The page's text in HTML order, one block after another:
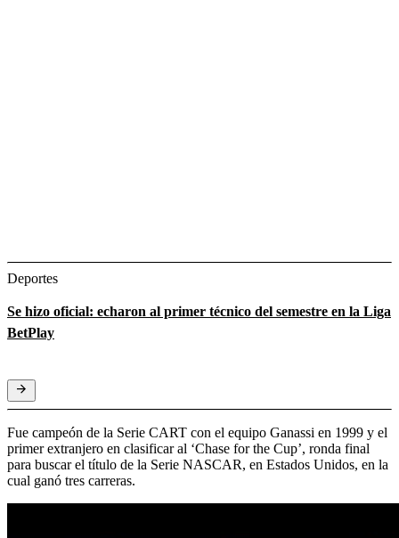
Deportes
Se hizo oficial: echaron al primer técnico del semestre en la Liga
BetPlay
Fue campeón de la Serie CART con el equipo Ganassi en 1999 y el
primer extranjero en clasificar al ‘Chase for the Cup’, ronda final
para buscar el título de la Serie NASCAR, en Estados Unidos, en la
cual ganó tres carreras.